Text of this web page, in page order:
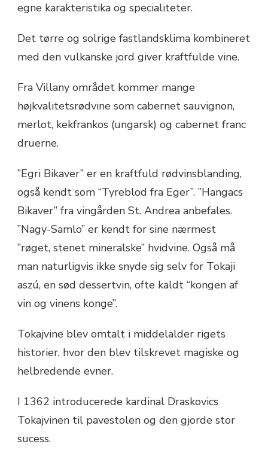
egne karakteristika og specialiteter.
Det tørre og solrige fastlandsklima kombineret
med den vulkanske jord giver kraftfulde vine.
Fra Villany området kommer mange
højkvalitetsrødvine som cabernet sauvignon,
merlot, kekfrankos (ungarsk) og cabernet franc
druerne.
”Egri Bikaver” er en kraftfuld rødvinsblanding,
også kendt som “Tyreblod fra Eger”. ”Hangacs
Bikaver” fra vingården St. Andrea anbefales.
”Nagy-Samlo” er kendt for sine nærmest
”røget, stenet mineralske” hvidvine. Også må
man naturligvis ikke snyde sig selv for Tokaji
aszú, en sød dessertvin, ofte kaldt “kongen af
vin og vinens konge”.
Tokajvine blev omtalt i middelalder rigets
historier, hvor den blev tilskrevet magiske og
helbredende evner.
I 1362 introducerede kardinal Draskovics
Tokajvinen til pavestolen og den gjorde stor
sucess.